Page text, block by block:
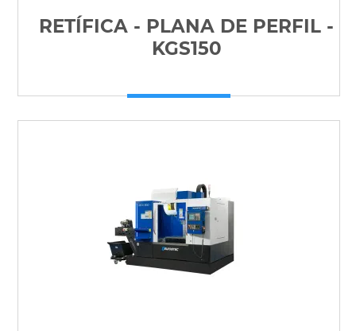
RETÍFICA - PLANA DE PERFIL -
KGS150